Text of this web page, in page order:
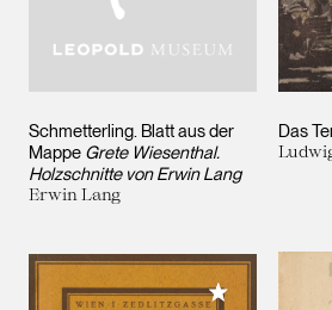
Schmetterling. Blatt aus der
Mappe Grete Wiesenthal.
Holzschnitte von Erwin Lang
Erwin Lang
Das
Meiner